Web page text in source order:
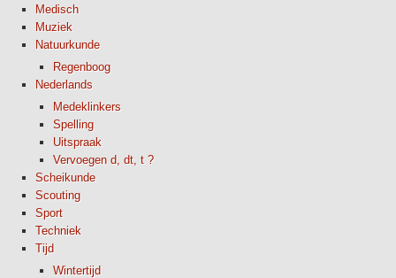
Medisch
Muziek
Natuurkunde
Regenboog
Nederlands
Medeklinkers
Spelling
Uitspraak
Vervoegen d, dt, t ?
Scheikunde
Scouting
Sport
Techniek
Tijd
Wintertijd